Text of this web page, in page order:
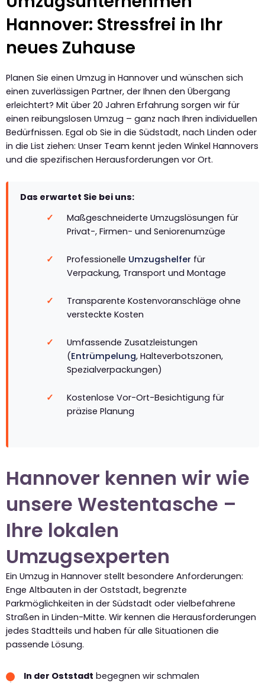
Hannover: Stressfrei in Ihr
neues Zuhause
Planen Sie einen Umzug in Hannover und wünschen sich
einen zuverlässigen Partner, der Ihnen den Übergang
erleichtert? Mit über 20 Jahren Erfahrung sorgen wir für
einen reibungslosen Umzug – ganz nach Ihren individuellen
Bedürfnissen. Egal ob Sie in die Südstadt, nach Linden oder
in die List ziehen: Unser Team kennt jeden Winkel Hannovers
und die spezifischen Herausforderungen vor Ort.
Das erwartet Sie bei uns:
Maßgeschneiderte Umzugslösungen für
Privat-, Firmen- und Seniorenumzüge
Professionelle Umzugshelfer für
Verpackung, Transport und Montage
Transparente Kostenvoranschläge ohne
versteckte Kosten
Umfassende Zusatzleistungen
(Entrümpelung, Halteverbotszonen,
Spezialverpackungen)
Kostenlose Vor-Ort-Besichtigung für
präzise Planung
Hannover kennen wir wie
unsere Westentasche –
Ihre lokalen
Umzugsexperten
Ein Umzug in Hannover stellt besondere Anforderungen:
Enge Altbauten in der Oststadt, begrenzte
Parkmöglichkeiten in der Südstadt oder vielbefahrene
Straßen in Linden-Mitte. Wir kennen die Herausforderungen
jedes Stadtteils und haben für alle Situationen die
passende Lösung.
In der Oststadt begegnen wir schmalen